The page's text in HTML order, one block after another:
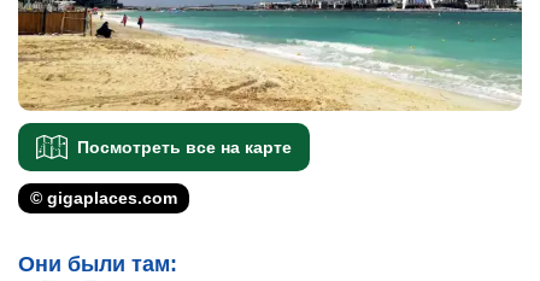
Посмотреть все на карте
© gigaplaces.com
Они были там: